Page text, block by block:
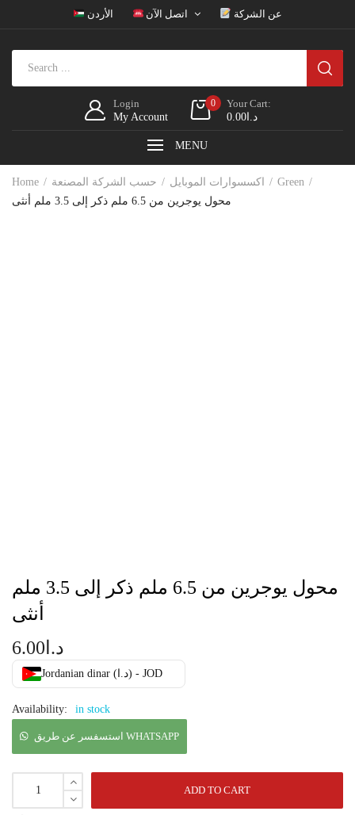
الأردن اتصل الآن عن الشركة
Login
My Account
0
Your Cart:
د.ا0.00
MENU
Home اكسسوارات الموبايل حسب الشركة المصنعة
Green
محول يوجرين من 6.5 ملم ذكر إلى 3.5 ملم أنثى
محول يوجرين من 6.5 ملم ذكر إلى 3.5 ملم
أنثى
د.ا 6.00
Jordanian dinar (د.ا) - JOD
Availability: in stock
استسفسر عن طريق WHATSAPP
ADD TO CART